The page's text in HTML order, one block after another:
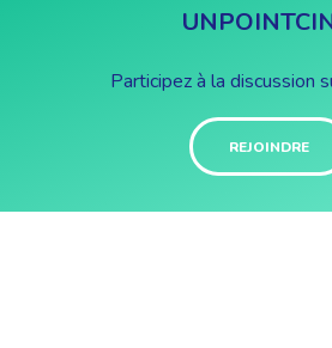
Participez à la discussion
REJOINDRE